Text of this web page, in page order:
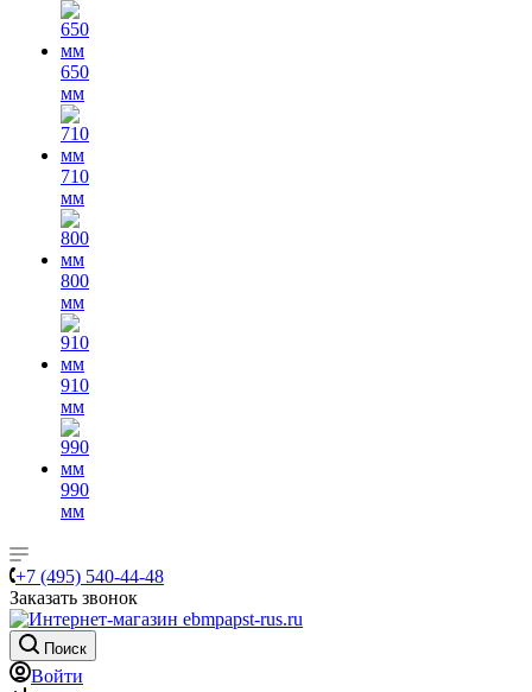
650
мм
710
мм
800
мм
910
мм
990
мм
+7 (495) 540-44-48
Заказать звонок
Поиск
Войти